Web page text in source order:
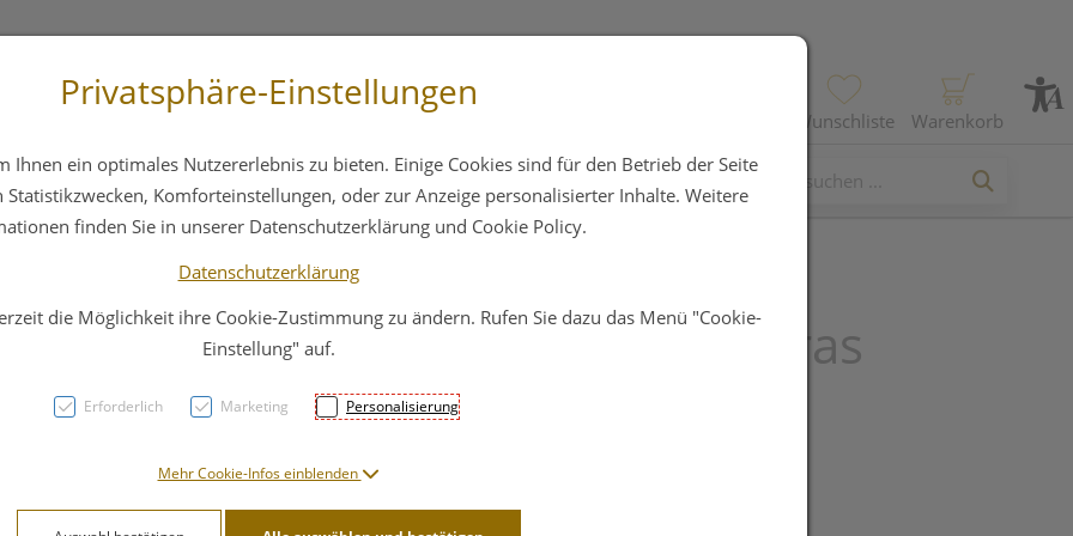
Wunschliste Warenkorb
Hautpflege Familie Nahrungsergänzung
Espara Gerstengras
Pulver Bio
20,51 EUR
Privatsphäre-Einstellungen
Ihnen ein optimales Nutzererlebnis zu bieten. Einige Cookies sind für den Betrieb der Seite
Komforteinstellungen, oder zur Anzeige personalisierter Inhalte. Weitere
finden Sie in unserer Datenschutzerklärung und Cookie Policy.
Datenschutzerklärung
die Möglichkeit ihre Cookie-Zustimmung zu ändern. Rufen Sie dazu das Menü "Cookie-
Einstellung" auf.
Erforderlich Marketing Personalisierung
Mehr Cookie-Infos einblenden